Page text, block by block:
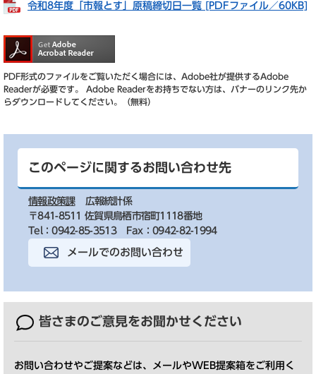
令和8年度「市報とす」原稿締切日一覧 [PDFファイル／60KB]
PDF形式のファイルをご覧いただく場合には、Adobe社が提供するAdobe
Readerが必要です。
Adobe Readerをお持ちでない方は、バナーのリンク先か
らダウンロードしてください。（無料）
このページに関するお問い合わせ先
情報政策課
広報統計係
〒841-8511 佐賀県鳥栖市宿町1118番地
Tel：0942-85-3513
Fax：0942-82-1994
メールでのお問い合わせ
皆さまのご意見をお聞かせください
お問い合わせやご提案などは、メールやWEB提案箱をご利用く